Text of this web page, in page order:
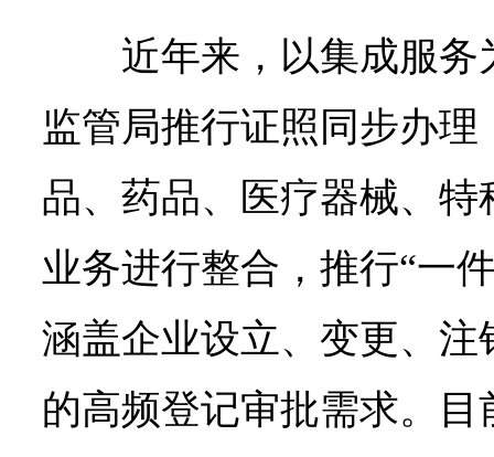
近年来，以集成服
监管局推行证照同步办
品、药品、医疗器械、
业务进行整合，推行“一
涵盖企业设立、变更、注
的高频登记审批需求。